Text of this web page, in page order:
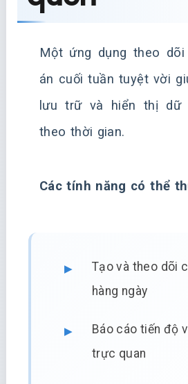
Một ứng dụng theo
án cuối tuần tuyệt vời
lưu trữ và hiển thị dữ
theo thời gian.
Các tính năng có thể
Tạo và theo dõi
hàng ngày
Báo cáo tiến độ
trực quan